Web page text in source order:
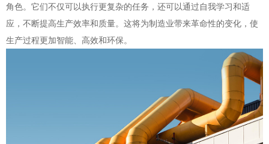
角色。它们不仅可以执行更复杂的任务，还可以通过自我学习和适
应，不断提高生产效率和质量。这将为制造业带来革命性的变化，使
生产过程更加智能、高效和环保。